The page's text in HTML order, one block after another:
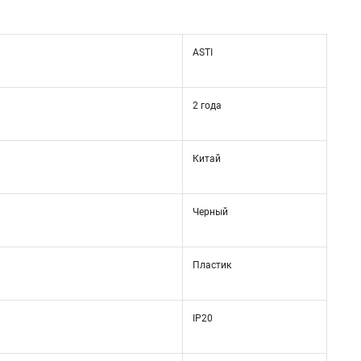
ASTI
2 года
Китай
Черный
Пластик
IP20